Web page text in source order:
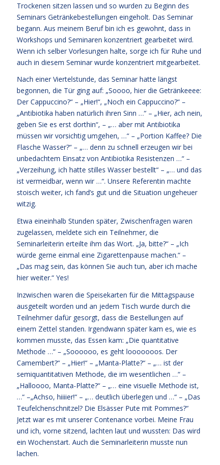
Trockenen sitzen lassen und so wurden zu Beginn des
Seminars Getränkebestellungen eingeholt. Das Seminar
begann. Aus meinem Beruf bin ich es gewohnt, dass in
Workshops und Seminaren konzentriert gearbeitet wird.
Wenn ich selber Vorlesungen halte, sorge ich für Ruhe und
auch in diesem Seminar wurde konzentriert mitgearbeitet.
Nach einer Viertelstunde, das Seminar hatte längst
begonnen, die Tür ging auf: „Soooo, hier die Getränkeeee:
Der Cappuccino?“ – „Hier!“, „Noch ein Cappuccino?“ –
„Antibiotika haben natürlich ihren Sinn …“ – „Hier, ach nein,
geben Sie es erst dorthin“, – „… aber mit Antibiotika
müssen wir vorsichtig umgehen, …“ – „Portion Kaffee? Die
Flasche Wasser?“ – „… denn zu schnell erzeugen wir bei
unbedachtem Einsatz von Antibiotika Resistenzen …“ –
„Verzeihung, ich hatte stilles Wasser bestellt“ – „… und das
ist vermeidbar, wenn wir …“. Unsere Referentin machte
stoisch weiter, ich fand’s gut und die Situation ungeheuer
witzig.
Etwa eineinhalb Stunden später, Zwischenfragen waren
zugelassen, meldete sich ein Teilnehmer, die
Seminarleiterin erteilte ihm das Wort. „Ja, bitte?“ – „Ich
würde gerne einmal eine Zigarettenpause machen.“ –
„Das mag sein, das können Sie auch tun, aber ich mache
hier weiter.“ Yes!
Inzwischen waren die Speisekarten für die Mittagspause
ausgeteilt worden und an jedem Tisch wurde durch die
Teilnehmer dafür gesorgt, dass die Bestellungen auf
einem Zettel standen. Irgendwann später kam es, wie es
kommen musste, das Essen kam: „Die quantitative
Methode …“ – „Soooooo, es geht looooooos. Der
Camembert?“ – „Hier!“ – „Manta-Platte?“ – „… ist der
semiquantitativen Methode, die im wesentlichen …“ –
„Halloooo, Manta-Platte?“ – „… eine visuelle Methode ist,
…“ –„Achso, hiiiier!“ – „… deutlich überlegen und …“ – „Das
Teufelchenschnitzel? Die Elsässer Pute mit Pommes?“
Jetzt war es mit unserer Contenance vorbei. Meine Frau
und ich, vorne sitzend, lachten laut und wussten: Das wird
ein Wochenstart. Auch die Seminarleiterin musste nun
lachen.